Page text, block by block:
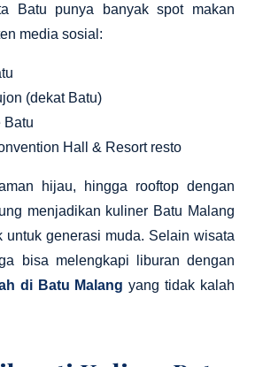
Batu punya banyak spot makan
media sosial:
(dekat Batu)
Batu
Hall & Resort resto
hijau, hingga rooftop dengan
menjadikan kuliner Batu Malang
untuk generasi muda. Selain wisata
bisa melengkapi liburan dengan
di Batu Malang yang tidak kalah